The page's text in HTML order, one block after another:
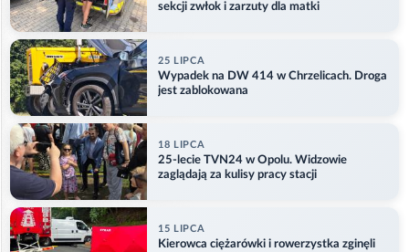
sekcji zwłok i zarzuty dla matki
25 LIPCA
Wypadek na DW 414 w Chrzelicach. Droga
jest zablokowana
18 LIPCA
25-lecie TVN24 w Opolu. Widzowie
zaglądają za kulisy pracy stacji
15 LIPCA
Kierowca ciężarówki i rowerzystka zginęli